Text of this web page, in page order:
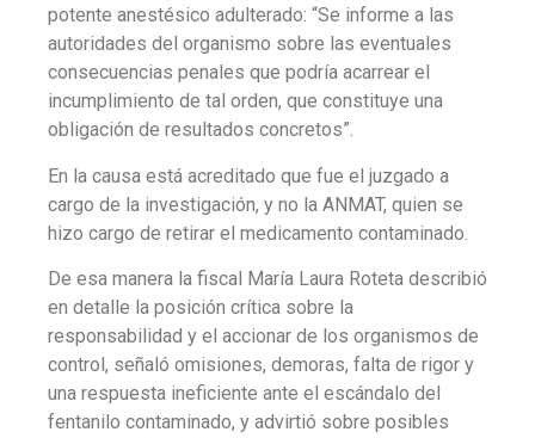
potente anestésico adulterado: “Se informe a las
autoridades del organismo sobre las eventuales
consecuencias penales que podría acarrear el
incumplimiento de tal orden, que constituye una
obligación de resultados concretos”.
En la causa está acreditado que fue el juzgado a
cargo de la investigación, y no la ANMAT, quien se
hizo cargo de retirar el medicamento contaminado.
De esa manera la fiscal María Laura Roteta describió
en detalle la posición crítica sobre la
responsabilidad y el accionar de los organismos de
control, señaló omisiones, demoras, falta de rigor y
una respuesta ineficiente ante el escándalo del
fentanilo contaminado, y advirtió sobre posibles